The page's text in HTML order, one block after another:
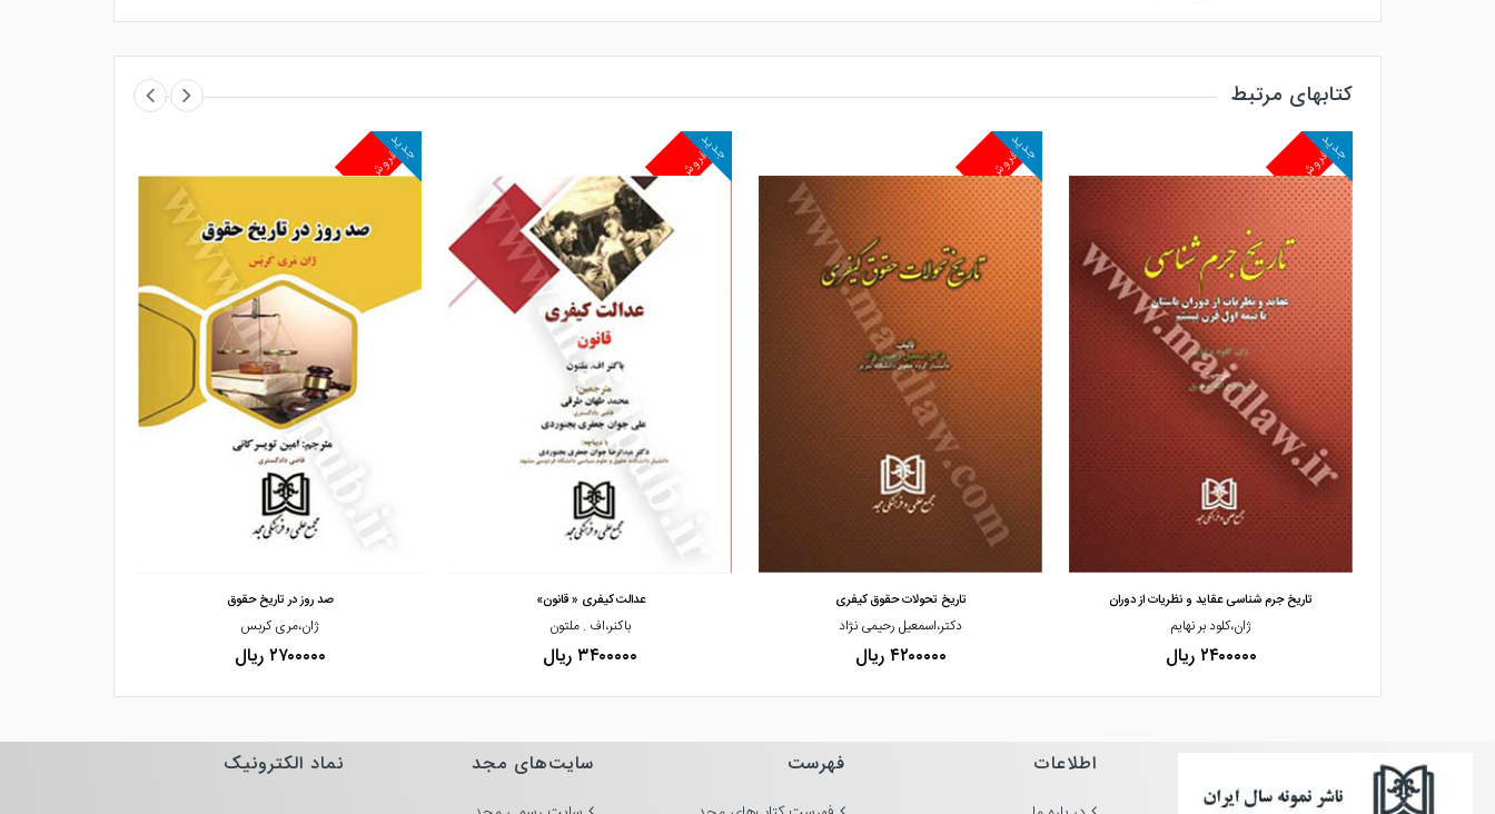
کتابهای مرتبط
پرفروش
جدید
تاریخ جرم شناسی عقاید و نظریات از دوران
ژان،کلود بر نهایم
۲۴۰۰۰۰۰ ریال
پرفروش
جدید
تاریخ تحولات حقوق کیفری
دکتر،اسمعیل رحیمی نژاد
۴۲۰۰۰۰۰ ریال
پرفروش
جدید
عدالت کیفری « قانون»
باکنر،اف . ملتون
۳۴۰۰۰۰۰ ریال
پرفروش
جدید
صد روز در تاریخ حقوق
ژان،مری کربس
۲۷۰۰۰۰۰ ریال
اطلاعات فهرست سایت‌های مجد نماد الکترونیک